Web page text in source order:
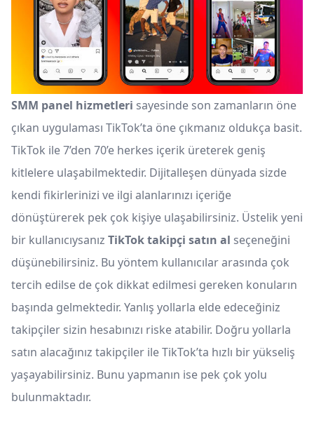
SMM panel hizmetleri sayesinde son zamanların öne
çıkan uygulaması TikTok’ta öne çıkmanız oldukça basit.
TikTok ile 7’den 70’e herkes içerik üreterek geniş
kitlelere ulaşabilmektedir. Dijitalleşen dünyada sizde
kendi fikirlerinizi ve ilgi alanlarınızı içeriğe
dönüştürerek pek çok kişiye ulaşabilirsiniz. Üstelik yeni
bir kullanıcıysanız TikTok takipçi satın al seçeneğini
düşünebilirsiniz. Bu yöntem kullanıcılar arasında çok
tercih edilse de çok dikkat edilmesi gereken konuların
başında gelmektedir. Yanlış yollarla elde edeceğiniz
takipçiler sizin hesabınızı riske atabilir. Doğru yollarla
satın alacağınız takipçiler ile TikTok’ta hızlı bir yükseliş
yaşayabilirsiniz. Bunu yapmanın ise pek çok yolu
bulunmaktadır.